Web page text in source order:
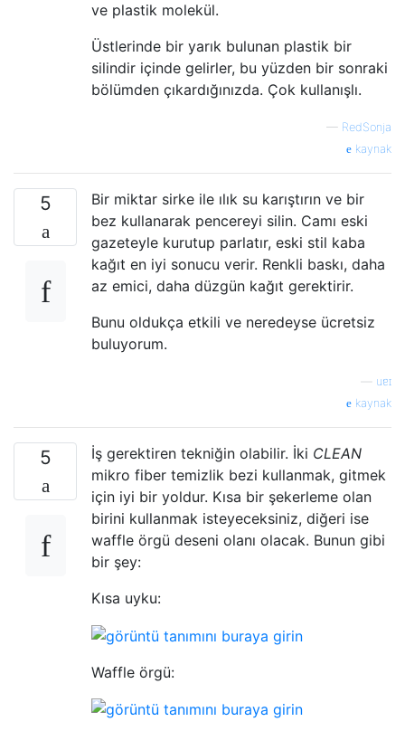
ve plastik molekül.
Üstlerinde bir yarık bulunan plastik bir
silindir içinde gelirler, bu yüzden bir sonraki
bölümden çıkardığınızda. Çok kullanışlı.
— RedSonja
kaynak
5
Bir miktar sirke ile ılık su karıştırın ve bir
bez kullanarak pencereyi silin. Camı eski
gazeteyle kurutup parlatır, eski stil kaba
kağıt en iyi sonucu verir. Renkli baskı, daha
az emici, daha düzgün kağıt gerektirir.
Bunu oldukça etkili ve neredeyse ücretsiz
buluyorum.
uɐɪ
kaynak
5 İş gerektiren tekniğin olabilir. İki CLEAN
mikro fiber temizlik bezi kullanmak, gitmek
için iyi bir yoldur. Kısa bir şekerleme olan
birini kullanmak isteyeceksiniz, diğeri ise
waffle örgü deseni olanı olacak. Bunun gibi
bir şey:
Kısa uyku:
Waffle örgü: